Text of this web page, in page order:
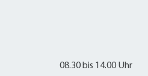
08.30 bis 14.00 Uhr